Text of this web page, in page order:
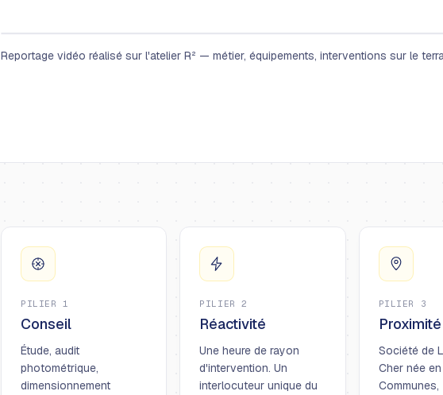
Reportage vidéo réalisé sur l'atelier R² — métier, équipements, interventions sur le
PILIER 1
Conseil
Étude, audit
photométrique,
dimensionnement
PILIER 2
Réactivité
Une heure de rayon
d'intervention. Un
interlocuteur unique du
PILIER 3
Proximité
Société de
Cher née
Communes,